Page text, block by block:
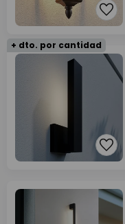
+ dto. por cantidad